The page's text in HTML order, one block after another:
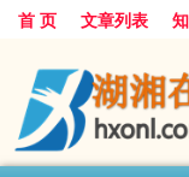
首 页 文章列表